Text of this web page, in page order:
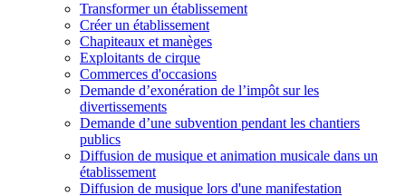
Transformer un établissement
Créer un établissement
Chapiteaux et manèges
Exploitants de cirque
Commerces d'occasions
Demande d’exonération de l’impôt sur les
divertissements
Demande d’une subvention pendant les chantiers
publics
Diffusion de musique et animation musicale dans un
établissement
Diffusion de musique lors d'une manifestation